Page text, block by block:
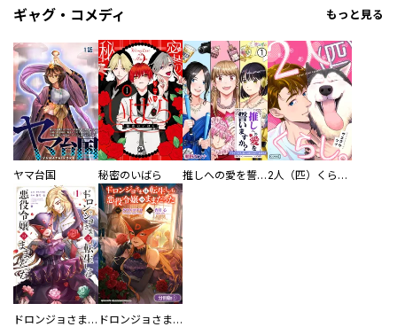
ギャグ・コメディ もっと見る
ヤマ台国 秘密のいばら 推しへの愛を誓いますか？～アラサー女子、推しは逃げぬが人生逃げる～ 2人（匹）くらし。
ドロンジョさまは転生しても悪役令嬢のままだった ドロンジョさまは転生しても悪役令嬢のままだった【分冊版】